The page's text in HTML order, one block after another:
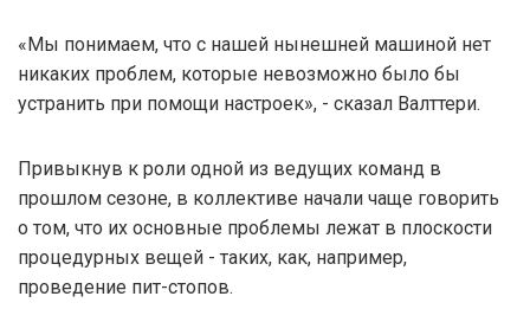
«Мы понимаем, что с нашей нынешней машиной нет
никаких проблем, которые невозможно было бы
устранить при помощи настроек», - сказал Валттери.
Привыкнув к роли одной из ведущих команд в
прошлом сезоне, в коллективе начали чаще говорить
о том, что их основные проблемы лежат в плоскости
процедурных вещей - таких, как, например,
проведение пит-стопов.